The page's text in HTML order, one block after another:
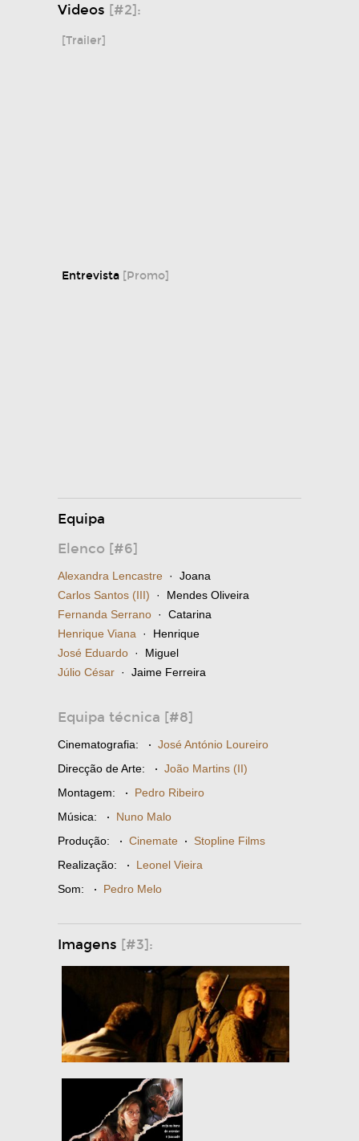
Videos [#2]:
[Trailer]
Entrevista [Promo]
Equipa
Elenco [#6]
Alexandra Lencastre · Joana
Carlos Santos (III) · Mendes Oliveira
Fernanda Serrano · Catarina
Henrique Viana · Henrique
José Eduardo · Miguel
Júlio César · Jaime Ferreira
Equipa técnica [#8]
Cinematografia: · José António Loureiro
Direcção de Arte: · João Martins (II)
Montagem: · Pedro Ribeiro
Música: · Nuno Malo
Produção: · Cinemate · Stopline Films
Realização: · Leonel Vieira
Som: · Pedro Melo
Imagens [#3]: